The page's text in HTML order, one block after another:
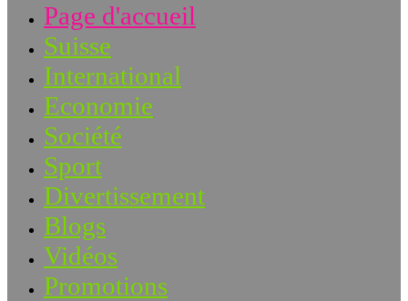
Page d'accueil
Suisse
International
Economie
Société
Sport
Divertissement
Blogs
Vidéos
Promotions